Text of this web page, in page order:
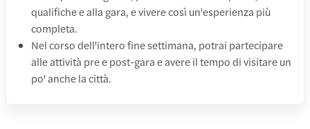
qualifiche e alla gara, e vivere così un'esperienza più
completa.
Nel corso dell'intero fine settimana, potrai partecipare
alle attività pre e post-gara e avere il tempo di visitare un
po' anche la città.